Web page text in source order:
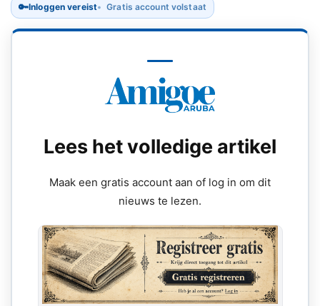
🔑Inloggen vereist Gratis account volstaat
Lees het volledige artikel
Maak een gratis account aan of log in om dit
nieuws te lezen.